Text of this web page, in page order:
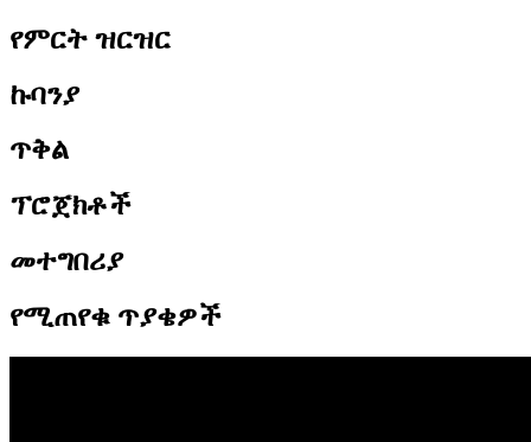
የምርት ዝርዝር
ኩባንያ
ጥቅል
ፕሮጀክቶች
መተግበሪያ
የሚጠየቁ ጥያቄዎች